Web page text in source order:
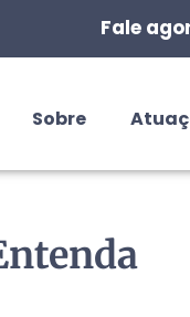
Fale
Sobre